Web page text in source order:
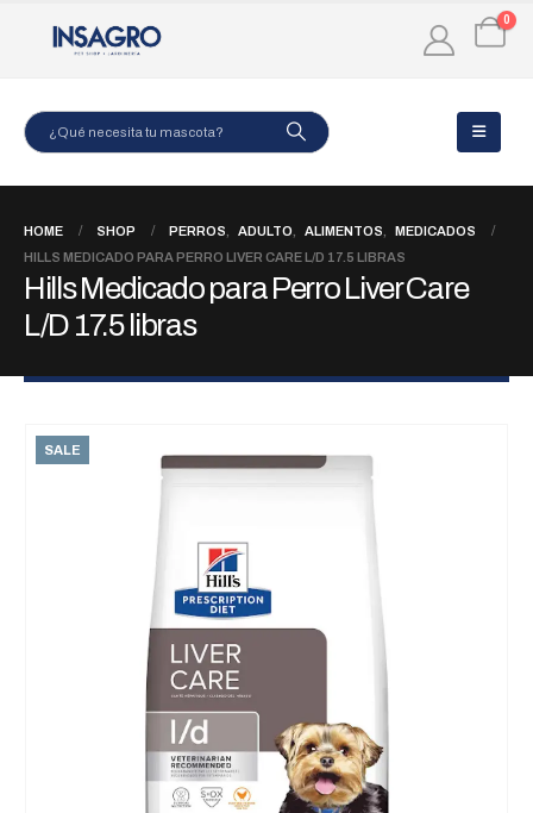
0
HOME SHOP PERROS ADULTO ALIMENTOS
MEDICADOS
HILLS MEDICADO PARA PERRO LIVER CARE L/D 17.5 LIBRAS
Hills Medicado para Perro Liver Care
L/D 17.5 libras
SALE